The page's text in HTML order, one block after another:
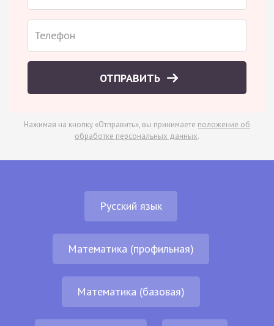
ОТПРАВИТЬ
Нажимая на кнопку «Отправить», вы принимаете положение об
обработке персональных данных.
Русский язык
Математика (профильная)
Математика (базовая)